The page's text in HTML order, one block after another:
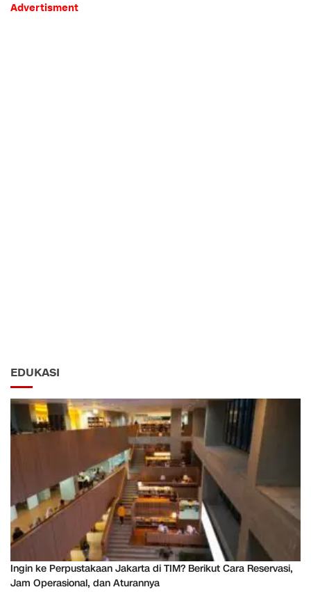
Advertisment
EDUKASI
Ingin ke Perpustakaan Jakarta di TIM? Berikut Cara Reservasi,
Jam Operasional, dan Aturannya